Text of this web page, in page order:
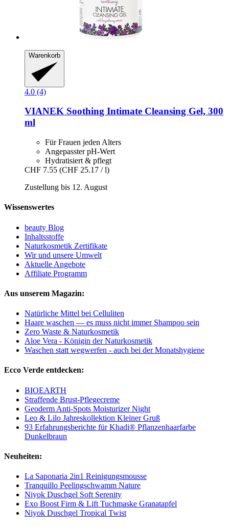
Warenkorb
4.0 (4)
VIANEK Soothing Intimate Cleansing Gel, 300
ml
Für Frauen jeden Alters
Angepasster pH-Wert
Hydratisiert & pflegt
CHF 7.55 (CHF 25.17 / l)
Zustellung bis 12. August
Wissenswertes
beauty Blog
Inhaltsstoffe
Naturkosmetik Zertifikate
Wir und unsere Umwelt
Aktuelle Angebote
Affiliate Programm
Aus unserem Magazin:
Natürliche Mittel bei Celluliten
Haare waschen — es muss nicht immer Shampoo sein
Zero Waste & Naturkosmetik
Aloe Vera - Königin der Naturkosmetik
Waschen statt wegwerfen - auch bei der Monatshygiene
Ecco Verde entdecken:
BIOEARTH
Straffende Brust-Pflegecreme
Geoderm Anti-Spots Moisturizer Night
Leo & Lilo Jahreskollektion Kleiner Gruß
93 Erfahrungsberichte für Khadi® Pflanzenhaarfarbe
Dunkelbraun
Neuheiten:
La Saponaria 2in1 Reinigungsmousse
Tranquillo Peelingschwamm Nature
Niyok Duschgel Soft Serenity
Exo Boost Firm & Lift Tuchmaske Granatapfel
Niyok Duschgel Tropical Twist